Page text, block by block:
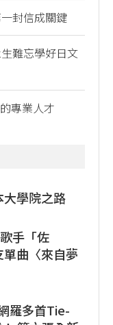
封信成關鍵
難忘學好日文
專業人才
大學院之路
手「佐
曲〈來自夢
羅多首Tie-